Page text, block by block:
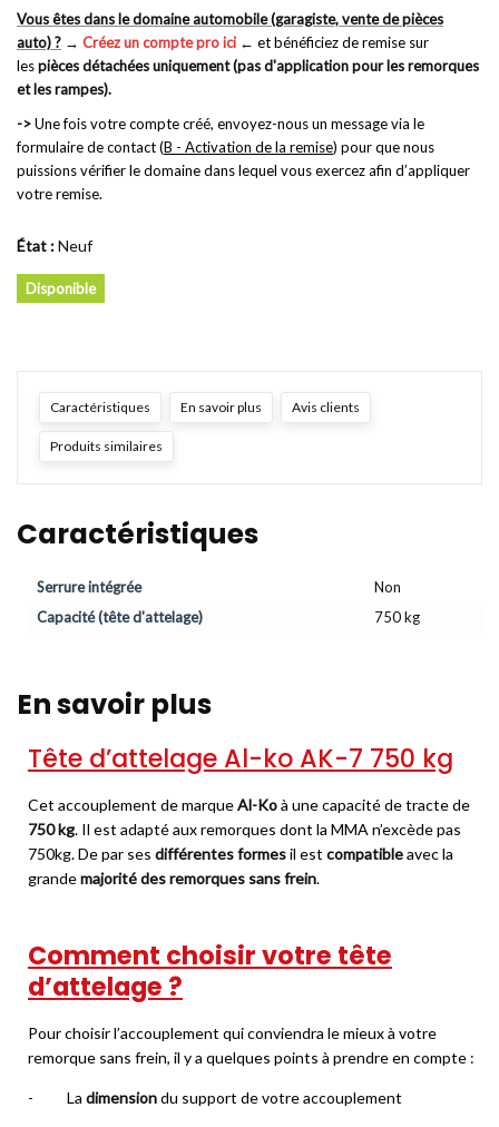
Vous êtes dans le domaine automobile (garagiste, vente de pièces
auto) ? → Créez un compte pro ici ← et bénéficiez de remise sur
lespièces détachées uniquement (pas d'application pour les remorques
et les rampes).
->Une fois votre compte créé, envoyez-nous un message via le
formulaire de contact (B - Activation de la remise) pour que nous
puissions vérifier le domaine dans lequel vous exercez afin d’appliquer
votre remise.
État :Neuf
Disponible
Caractéristiques En savoir plus Avis clients
Produits similaires
Caractéristiques
Serrure intégrée
Non
Capacité (tête d'attelage)
750 kg
En savoir plus
Tête d’attelage Al-ko AK-7 750 kg
Cet accouplement de marqueAl-Koà une capacité de tracte de
750 kg. Il est adapté aux remorques dont la MMA n’excède pas
750kg. De par ses différentes formesil est compatibleavec la
grandemajorité des remorques sans frein.
Comment choisir votre tête
d’attelage ?
Pour choisir l’accouplement qui conviendra le mieux à votre
remorque sans frein, il y a quelques points à prendre en compte :
- La dimensiondu support de votre accouplement